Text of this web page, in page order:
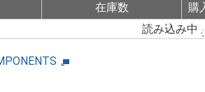
在庫数
購
読み込み中